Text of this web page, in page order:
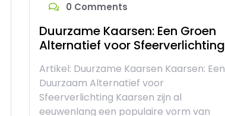
0 Comments
Duurzame Kaarsen: Een Groen
Alternatief voor Sfeerverlichting
Artikel: Duurzame Kaarsen Kaarsen: Een
Duurzaam Alternatief voor
Sfeerverlichting Kaarsen zijn al
eeuwenlang een populaire vorm van